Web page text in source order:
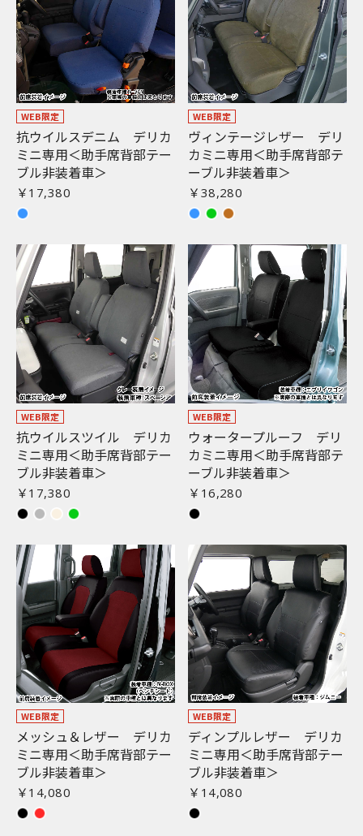
WEB限定
抗ウイルスデニム デリカ
ミニ専用＜助手席背部テー
ブル非装着車＞
￥17,380
WEB限定
ヴィンテージレザー デリ
カミニ専用＜助手席背部テ
ーブル非装着車＞
￥38,280
WEB限定
抗ウイルスツイル デリカ
ミニ専用＜助手席背部テー
ブル非装着車＞
￥17,380
WEB限定
ウォータープルーフ デリ
カミニ専用＜助手席背部テ
ーブル非装着車＞
￥16,280
WEB限定
メッシュ＆レザー デリカ
ミニ専用＜助手席背部テー
ブル非装着車＞
￥14,080
WEB限定
ディンプルレザー デリカ
ミニ専用＜助手席背部テー
ブル非装着車＞
￥14,080